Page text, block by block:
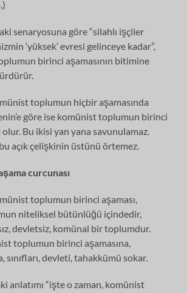
senaryosuna göre “silahlı işçiler
‘yüksek’ evresi gelinceye kadar”,
birinci aşamasının bitimine
toplumun hiçbir aşamasında
göre ise komünist toplumun birinci
Bu ikisi yan yana savunulamaz.
açık çelişkinin üstünü örtemez.
curcunası
toplumun birinci aşaması,
niteliksel bütünlüğü içindedir,
devletsiz, komünal bir toplumdur.
toplumun birinci aşamasına,
sınıfları, devleti, tahakkümü sokar.
anlatımı “işte o zaman, komünist